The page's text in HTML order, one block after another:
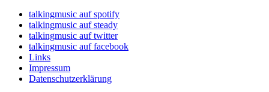
talkingmusic auf spotify
talkingmusic auf steady
talkingmusic auf twitter
talkingmusic auf facebook
Links
Impressum
Datenschutzerklärung